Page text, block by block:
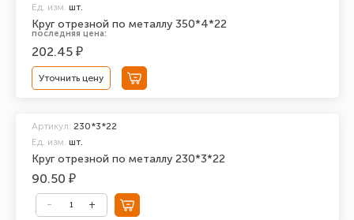
Круг отрезной по металлу 350*4*22
Ед. изм. шт.
последняя цена:
202.45 ₽
Уточнить цену
Круг отрезной по металлу 230*3*22
Артикул: 230*3*22
Ед. изм. шт.
90.50 ₽